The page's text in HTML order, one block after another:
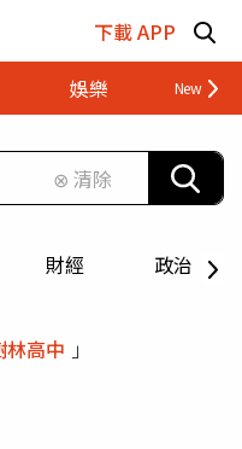
下載 APP
娛樂 財經
⊗ 清除
財經 政治
林高中 」